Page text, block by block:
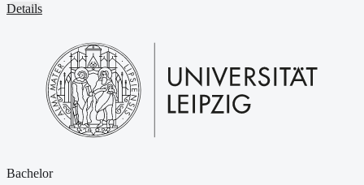
Details
Bachelor